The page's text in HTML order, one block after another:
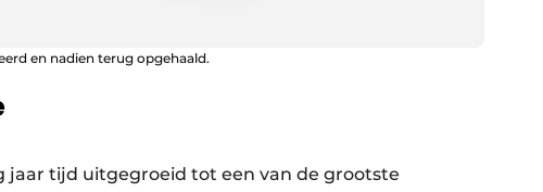
en nadien terug opgehaald.
jaar tijd uitgegroeid tot een van de grootste